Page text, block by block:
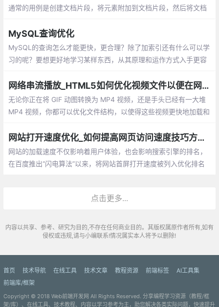
通常的用例是创建文档片段，将元素附加到文档片段，然后将文档
代替。因为文档片段存在于内存中，并不在DOM树中
MySQL查询优化
MySQL的查询怎么才能更快，更合理？除了加索引还有什么可以学
习的呢？要想更好地学习某样东西，从其原理和运作方式入手更容
网络串流播放_HTML5如何优化视频文件以便在网络上更快地串流播放
无论你正在将 GIF 动图转换为 MP4 视频，还是手头已经有一大堆
MP4 视频，你都可以优化文件结构，以使得这些视频更快地加载和
送额外的 HTTP range request 请求来搜寻和定位 moovatom 网站打开速度优化_如何提高网页访问速度技巧方法总结
网站的加载速度不仅影响着用户体验，也会影响搜索引擎的排名，
在百度推出“闪电算法”以来，将网站首屏打开速度被列入优化排名
点击更多...
内容以共享、参考、研究为目的,不存在任何商业目的。其版权属原作者所有,如有
侵权或违规,请与小编联系!情况属实本人将予以删除!
首页 技术导航 在线工具 技术文章 教程资源 前端标签
AI工具集
前端库/框架